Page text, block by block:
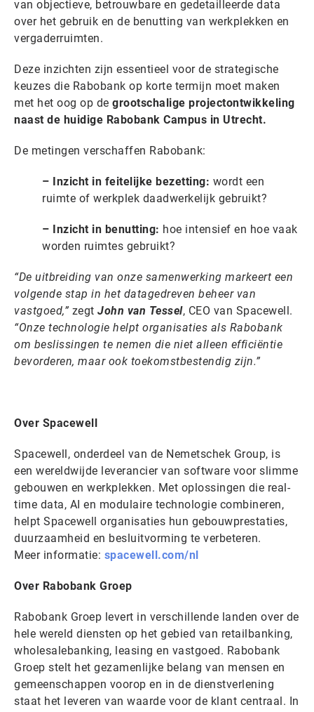
van objectieve, betrouwbare en gedetailleerde data
over het gebruik en de benutting van werkplekken en
vergaderruimten.
Deze inzichten zijn essentieel voor de strategische
keuzes die Rabobank op korte termijn moet maken
met het oog op de grootschalige projectontwikkeling
naast de huidige Rabobank Campus in Utrecht.
De metingen verschaffen Rabobank:
– Inzicht in feitelijke bezetting: wordt een
ruimte of werkplek daadwerkelijk gebruikt?
– Inzicht in benutting: hoe intensief en hoe vaak
worden ruimtes gebruikt?
“De uitbreiding van onze samenwerking markeert een
volgende stap in het datagedreven beheer van
vastgoed,” zegt John van Tessel, CEO van Spacewell.
“Onze technologie helpt organisaties als Rabobank
om beslissingen te nemen die niet alleen efficiëntie
bevorderen, maar ook toekomstbestendig zijn.”
Over Spacewell
Spacewell, onderdeel van de Nemetschek Group, is
een wereldwijde leverancier van software voor slimme
gebouwen en werkplekken. Met oplossingen die real-
time data, AI en modulaire technologie combineren,
helpt Spacewell organisaties hun gebouwprestaties,
duurzaamheid en besluitvorming te verbeteren.
Meer informatie: spacewell.com/nl
Over Rabobank Groep
Rabobank Groep levert in verschillende landen over de
hele wereld diensten op het gebied van retailbanking,
wholesalebanking, leasing en vastgoed. Rabobank
Groep stelt het gezamenlijke belang van mensen en
gemeenschappen voorop en in de dienstverlening
staat het leveren van waarde voor de klant centraal. In